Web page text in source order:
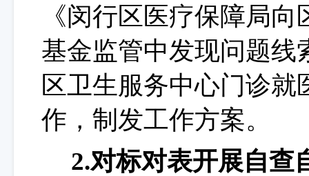
《闵行区医疗保障局
基金监管中发现问题线
区卫生服务中心门诊就
作，制发工作方案。
2.对标对表开展自查